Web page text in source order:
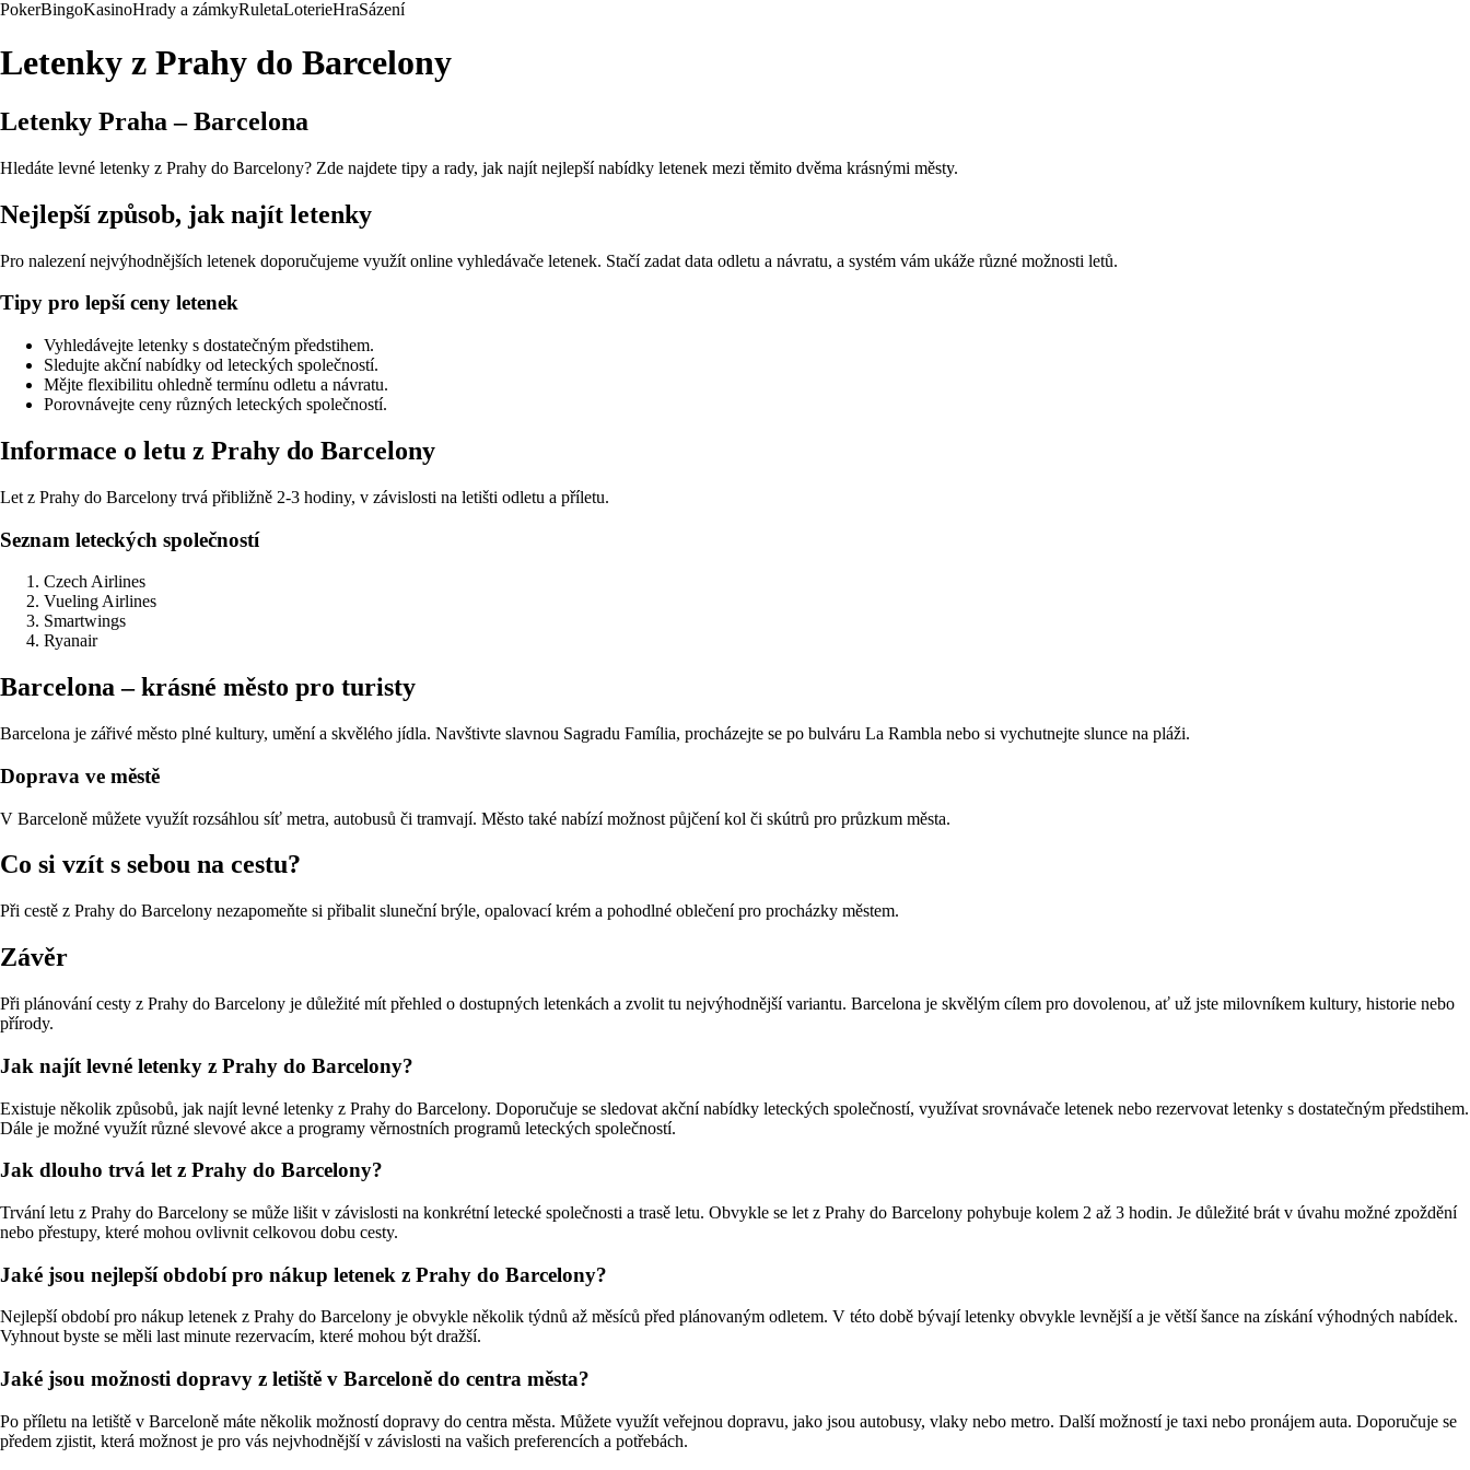
PokerBingoKasinoHrady a zámkyRuletaLoterieHraSázení
Letenky z Prahy do Barcelony
Letenky Praha – Barcelona
Hledáte levné letenky z Prahy do Barcelony? Zde najdete tipy a rady, jak najít nejlepší nabídky letenek mezi těmito dvěma krásnými městy.
Nejlepší způsob, jak najít letenky
Pro nalezení nejvýhodnějších letenek doporučujeme využít online vyhledávače letenek. Stačí zadat data odletu a návratu, a systém vám ukáže různé možnosti letů.
Tipy pro lepší ceny letenek
Vyhledávejte letenky s dostatečným předstihem.
Sledujte akční nabídky od leteckých společností.
Mějte flexibilitu ohledně termínu odletu a návratu.
Porovnávejte ceny různých leteckých společností.
Informace o letu z Prahy do Barcelony
Let z Prahy do Barcelony trvá přibližně 2-3 hodiny, v závislosti na letišti odletu a příletu.
Seznam leteckých společností
Czech Airlines
Vueling Airlines
Smartwings
Ryanair
Barcelona – krásné město pro turisty
Barcelona je zářivé město plné kultury, umění a skvělého jídla. Navštivte slavnou Sagradu Família, procházejte se po bulváru La Rambla nebo si vychutnejte slunce na pláži.
Doprava ve městě
V Barceloně můžete využít rozsáhlou síť metra, autobusů či tramvají. Město také nabízí možnost půjčení kol či skútrů pro průzkum města.
Co si vzít s sebou na cestu?
Při cestě z Prahy do Barcelony nezapomeňte si přibalit sluneční brýle, opalovací krém a pohodlné oblečení pro procházky městem.
Závěr
Při plánování cesty z Prahy do Barcelony je důležité mít přehled o dostupných letenkách a zvolit tu nejvýhodnější variantu. Barcelona je skvělým cílem pro dovolenou, ať už jste milovníkem kultury, historie nebo
přírody.
Jak najít levné letenky z Prahy do Barcelony?
Existuje několik způsobů, jak najít levné letenky z Prahy do Barcelony. Doporučuje se sledovat akční nabídky leteckých společností, využívat srovnávače letenek nebo rezervovat letenky s dostatečným předstihem.
Dále je možné využít různé slevové akce a programy věrnostních programů leteckých společností.
Jak dlouho trvá let z Prahy do Barcelony?
Trvání letu z Prahy do Barcelony se může lišit v závislosti na konkrétní letecké společnosti a trasě letu. Obvykle se let z Prahy do Barcelony pohybuje kolem 2 až 3 hodin. Je důležité brát v úvahu možné zpoždění
nebo přestupy, které mohou ovlivnit celkovou dobu cesty.
Jaké jsou nejlepší období pro nákup letenek z Prahy do Barcelony?
Nejlepší období pro nákup letenek z Prahy do Barcelony je obvykle několik týdnů až měsíců před plánovaným odletem. V této době bývají letenky obvykle levnější a je větší šance na získání výhodných nabídek.
Vyhnout byste se měli last minute rezervacím, které mohou být dražší.
Jaké jsou možnosti dopravy z letiště v Barceloně do centra města?
Po příletu na letiště v Barceloně máte několik možností dopravy do centra města. Můžete využít veřejnou dopravu, jako jsou autobusy, vlaky nebo metro. Další možností je taxi nebo pronájem auta. Doporučuje se
předem zjistit, která možnost je pro vás nejvhodnější v závislosti na vašich preferencích a potřebách.